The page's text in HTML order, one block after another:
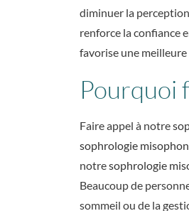
diminuer la
renforce la confiance
favorise une
Pourquoi
Faire appel à notre
sophrologie
notresophrologie
Beaucoup de
sommeil ou de la